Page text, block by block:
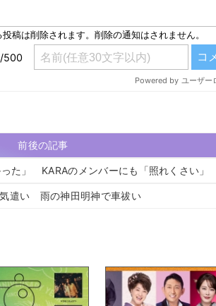
前後の記事
た」 KARAのメンバーにも「照れくさい」
遣い 雨の神田明神で車祓い